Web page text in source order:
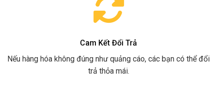
Cam Kết Đổi Trả
Nếu hàng hóa không đúng như quảng cáo, các bạn có thể đổi
trả thỏa mái.